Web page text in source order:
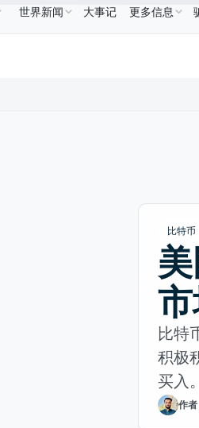
USDCUSDCUS$0.9995↑0.00% XRP XRP
世界新闻 大事记 更多信息
比特币
比特
积极
买入。
作